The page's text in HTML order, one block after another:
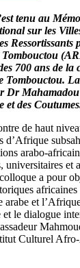
tenu au
sur les
Ressortissants
Tombouctou
700 ans de la
Tombouctou.
Dr
et des
de haut
d’Afrique
arabo-
universitaires et
a pour
africaines
et
le dialogue
Culturel